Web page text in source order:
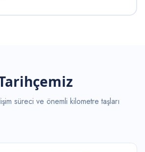
süreci ve önemli kilometre taşları